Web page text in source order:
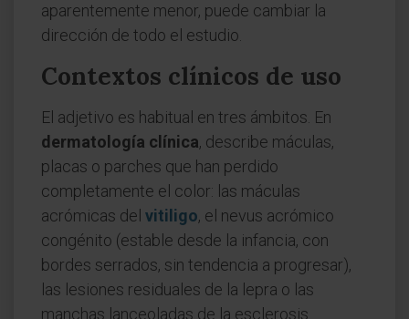
aparentemente menor, puede cambiar la
dirección de todo el estudio.
Contextos clínicos de uso
El adjetivo es habitual en tres ámbitos. En
dermatología clínica, describe máculas,
placas o parches que han perdido
completamente el color: las máculas
acrómicas del vitiligo, el nevus acrómico
congénito (estable desde la infancia, con
bordes serrados, sin tendencia a progresar),
las lesiones residuales de la lepra o las
manchas lanceoladas de la esclerosis